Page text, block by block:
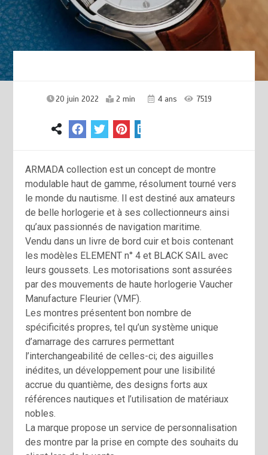
20 juin 2022 2 min 4 ans 7519
ARMADA collection est un concept de montre
modulable haut de gamme, résolument tourné vers
le monde du nautisme. Il est destiné aux amateurs
de belle horlogerie et à ses collectionneurs ainsi
qu’aux passionnés de navigation maritime.
Vendu dans un livre de bord cuir et bois contenant
les modèles ELEMENT n° 4 et BLACK SAIL avec
leurs goussets. Les motorisations sont assurées
par des mouvements de haute horlogerie Vaucher
Manufacture Fleurier (VMF).
Les montres présentent bon nombre de
spécificités propres, tel qu’un système unique
d’amarrage des carrures permettant
l’interchangeabilité de celles-ci; des aiguilles
inédites, un développement pour une lisibilité
accrue du quantième, des designs forts aux
références nautiques et l’utilisation de matériaux
nobles.
La marque propose un service de personnalisation
des montre par la prise en compte des souhaits du